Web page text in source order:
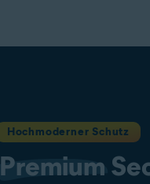
Hochmoderner Schutz
Premium